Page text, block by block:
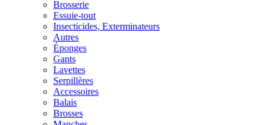
Brosserie
Essuie-tout
Insecticides, Exterminateurs
Autres
Éponges
Gants
Lavettes
Serpillères
Accessoires
Balais
Brosses